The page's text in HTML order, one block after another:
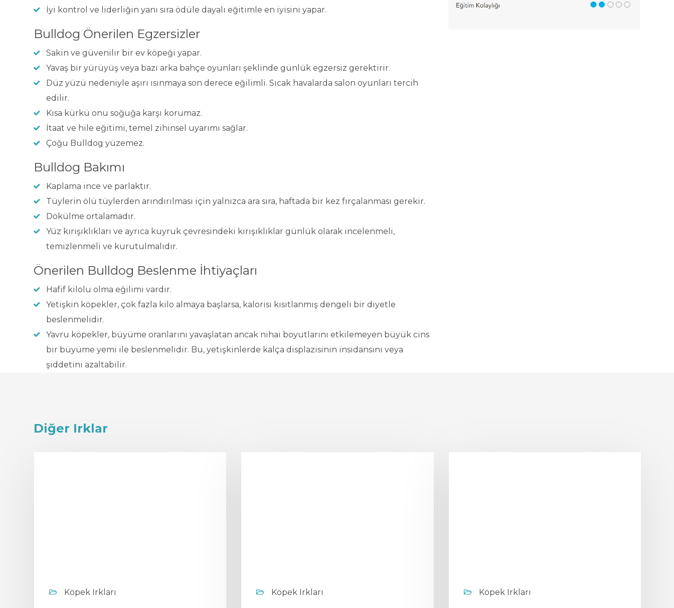
İyi kontrol ve liderliğin yanı sıra ödüle dayalı eğitimle en iyisini yapar.
Bulldog Önerilen Egzersizler
Sakin ve güvenilir bir ev köpeği yapar.
Yavaş bir yürüyüş veya bazı arka bahçe oyunları şeklinde günlük egzersiz gerektirir.
Düz yüzü nedeniyle aşırı ısınmaya son derece eğilimli. Sıcak havalarda salon oyunları tercih
edilir.
Kısa kürkü onu soğuğa karşı korumaz.
İtaat ve hile eğitimi, temel zihinsel uyarımı sağlar.
Çoğu Bulldog yüzemez.
Bulldog Bakımı
Kaplama ince ve parlaktır.
Tüylerin ölü tüylerden arındırılması için yalnızca ara sıra, haftada bir kez fırçalanması gerekir.
Dökülme ortalamadır.
Yüz kırışıklıkları ve ayrıca kuyruk çevresindeki kırışıklıklar günlük olarak incelenmeli,
temizlenmeli ve kurutulmalıdır.
Önerilen Bulldog Beslenme İhtiyaçları
Hafif kilolu olma eğilimi vardır.
Yetişkin köpekler, çok fazla kilo almaya başlarsa, kalorisi kısıtlanmış dengeli bir diyetle
beslenmelidir.
Yavru köpekler, büyüme oranlarını yavaşlatan ancak nihai boyutlarını etkilemeyen büyük cins
bir büyüme yemi ile beslenmelidir. Bu, yetişkinlerde kalça displazisinin insidansını veya
şiddetini azaltabilir.
Diğer Irklar
Köpek Irkları Köpek Irkları Köpek Irkları